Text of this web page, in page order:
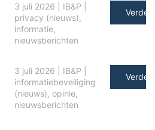
3 juli 2026 IB&P
privacy (nieuws),
informatie,
nieuwsberichten
Verder
3 juli 2026 IB&P
informatiebeveiliging
(nieuws), opinie,
nieuwsberichten
Verder